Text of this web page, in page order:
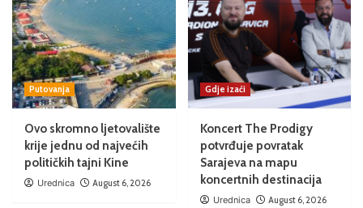
Putovanja
Ovo skromno ljetovalište
krije jednu od najvećih
političkih tajni Kine
Urednica August 6, 2026
Gdje izaći
Koncert The Prodigy
potvrđuje povratak
Sarajeva na mapu
koncertnih destinacija
Urednica August 6, 2026